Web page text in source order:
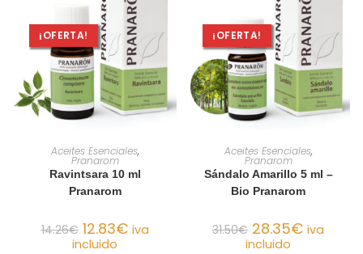
¡OFERTA!
AÑADIR AL CARRITO
Aceites Esenciales,
Pranarom
Ravintsara 10 ml
Pranarom
14.26€ 12.83€ iva
incluido
¡OFERTA!
AÑADIR AL CARRITO
Aceites Esenciales,
Pranarom
Sándalo Amarillo 5 ml –
Bio Pranarom
31.50€ 28.35€ iva
incluido